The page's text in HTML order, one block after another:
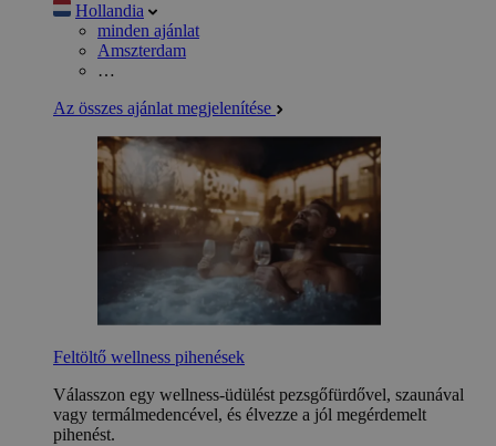
Hollandia
minden ajánlat
Amszterdam
…
Az összes ajánlat megjelenítése
Feltöltő wellness pihenések
Válasszon egy wellness-üdülést pezsgőfürdővel, szaunával
vagy termálmedencével, és élvezze a jól megérdemelt
pihenést.